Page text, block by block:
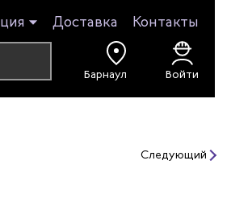
Доставка Контакты
Войти
Следующий